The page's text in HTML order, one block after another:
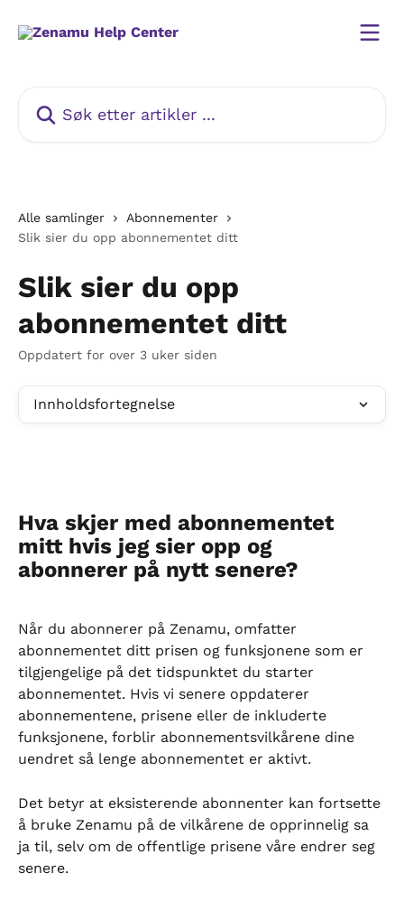
Alle samlinger
Abonnementer
Slik sier du opp abonnementet ditt
Slik sier du opp
abonnementet ditt
Oppdatert for over 3 uker siden
Innholdsfortegnelse
Hva skjer med abonnementet
mitt hvis jeg sier opp og
abonnerer på nytt senere?
Når du abonnerer på Zenamu, omfatter
abonnementet ditt prisen og funksjonene som er
tilgjengelige på det tidspunktet du starter
abonnementet. Hvis vi senere oppdaterer
abonnementene, prisene eller de inkluderte
funksjonene, forblir abonnementsvilkårene dine
uendret så lenge abonnementet er aktivt.
Det betyr at eksisterende abonnenter kan fortsette
å bruke Zenamu på de vilkårene de opprinnelig sa
ja til, selv om de offentlige prisene våre endrer seg
senere.